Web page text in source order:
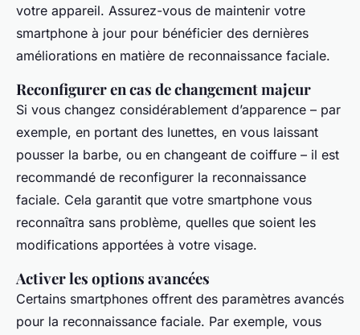
votre appareil. Assurez-vous de maintenir votre
smartphone à jour pour bénéficier des dernières
améliorations en matière de reconnaissance faciale.
Reconfigurer en cas de changement majeur
Si vous changez considérablement d’apparence – par
exemple, en portant des lunettes, en vous laissant
pousser la barbe, ou en changeant de coiffure – il est
recommandé de reconfigurer la reconnaissance
faciale. Cela garantit que votre smartphone vous
reconnaîtra sans problème, quelles que soient les
modifications apportées à votre visage.
Activer les options avancées
Certains smartphones offrent des paramètres avancés
pour la reconnaissance faciale. Par exemple, vous